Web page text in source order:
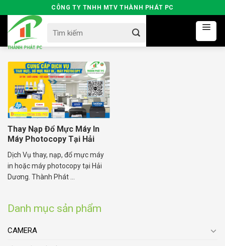
to
content
CÔNG TY TNHH MTV THÀNH PHÁT PC
for:
Danh mục sản phẩm
CAMERA
Thay Nạp Đổ Mực Máy In
Máy Photocopy Tại Hải
Dịch Vụ thay, nạp, đổ mực máy
in hoặc máy photocopy tại Hải
Dương. Thành Phát ...